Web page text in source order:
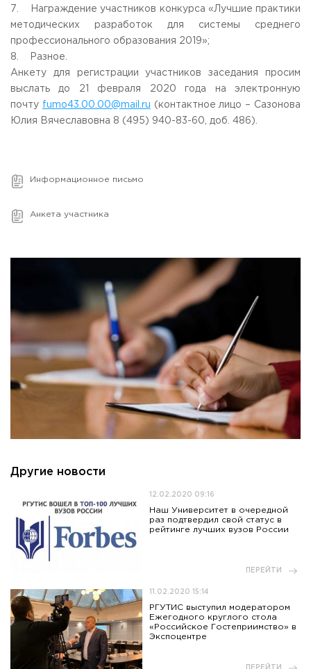
7. Награждение участников конкурса «Лучшие практики
методических разработок для системы среднего
профессионального образования 2019»;
8. Разное.
Анкету для регистрации участников заседания просим
выслать до 21 февраля 2020 года на электронную
почту fumo43.00.00@mail.ru (контактное лицо – Сазонова
Юлия Вячеславовна 8 (495) 940-83-60 , доб. 486).
Информационное письмо
Анкета участника
Другие новости
12.02.2020 09:16
Наш Университет в очередной
раз подтвердил свой статус в
рейтинге лучших вузов России
ПЕРЕЙТИ
11.02.2020 15:14
РГУТИС выступил модератором
Ежегодного круглого стола
«Российское Гостеприимство» в
Экспоцентре